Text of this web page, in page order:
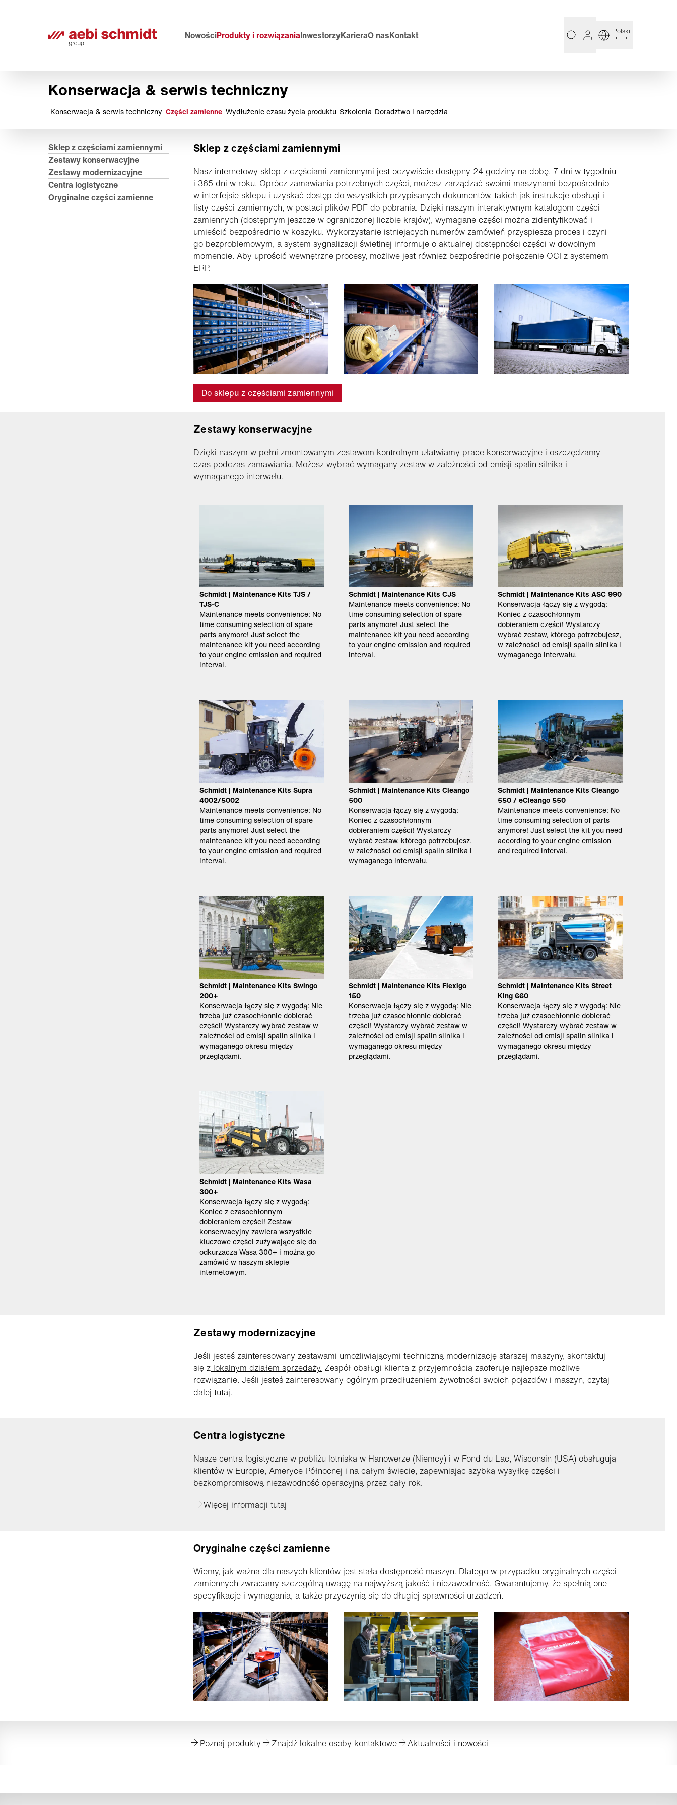
NowościProdukty i rozwiązaniaInwestorzyKarieraO nasKontakt
Polski
PL-PL
Konserwacja & serwis techniczny
Konserwacja & serwis techniczny Części zamienne Wydłużenie czasu życia produktu Szkolenia Doradztwo i narzędzia
Sklep z częściami zamiennymi
Zestawy konserwacyjne
Zestawy modernizacyjne
Centra logistyczne
Oryginalne części zamienne
Sklep z częściami zamiennymi
Nasz internetowy sklep z częściami zamiennymi jest oczywiście dostępny 24 godziny na dobę, 7 dni w tygodniu
i 365 dni w roku. Oprócz zamawiania potrzebnych części, możesz zarządzać swoimi maszynami bezpośrednio
w interfejsie sklepu i uzyskać dostęp do wszystkich przypisanych dokumentów, takich jak instrukcje obsługi i
listy części zamiennych, w postaci plików PDF do pobrania. Dzięki naszym interaktywnym katalogom części
zamiennych (dostępnym jeszcze w ograniczonej liczbie krajów), wymagane części można zidentyfikować i
umieścić bezpośrednio w koszyku. Wykorzystanie istniejących numerów zamówień przyspiesza proces i czyni
go bezproblemowym, a system sygnalizacji świetlnej informuje o aktualnej dostępności części w dowolnym
momencie. Aby uprościć wewnętrzne procesy, możliwe jest również bezpośrednie połączenie OCI z systemem
ERP.
Do sklepu z częściami zamiennymi
Zestawy konserwacyjne
Dzięki naszym w pełni zmontowanym zestawom kontrolnym ułatwiamy prace konserwacyjne i oszczędzamy
czas podczas zamawiania. Możesz wybrać wymagany zestaw w zależności od emisji spalin silnika i
wymaganego interwału.
Schmidt | Maintenance Kits TJS /
TJS-C
Maintenance meets convenience: No
time consuming selection of spare
parts anymore! Just select the
maintenance kit you need according
to your engine emission and required
interval.
Schmidt | Maintenance Kits CJS
Maintenance meets convenience: No
time consuming selection of spare
parts anymore! Just select the
maintenance kit you need according
to your engine emission and required
interval.
Schmidt | Maintenance Kits ASC 990
Konserwacja łączy się z wygodą:
Koniec z czasochłonnym
dobieraniem części! Wystarczy
wybrać zestaw, którego potrzebujesz,
w zależności od emisji spalin silnika i
wymaganego interwału.
Schmidt | Maintenance Kits Supra
4002/5002
Maintenance meets convenience: No
time consuming selection of spare
parts anymore! Just select the
maintenance kit you need according
to your engine emission and required
interval.
Schmidt | Maintenance Kits Cleango
500
Konserwacja łączy się z wygodą:
Koniec z czasochłonnym
dobieraniem części! Wystarczy
wybrać zestaw, którego potrzebujesz,
w zależności od emisji spalin silnika i
wymaganego interwału.
Schmidt | Maintenance Kits Cleango
550 / eCleango 550
Maintenance meets convenience: No
time consuming selection of parts
anymore! Just select the kit you need
according to your engine emission
and required interval.
Schmidt | Maintenance Kits Swingo
200+
Konserwacja łączy się z wygodą: Nie
trzeba już czasochłonnie dobierać
części! Wystarczy wybrać zestaw w
zależności od emisji spalin silnika i
wymaganego okresu między
przeglądami.
Schmidt | Maintenance Kits Flexigo
150
Konserwacja łączy się z wygodą: Nie
trzeba już czasochłonnie dobierać
części! Wystarczy wybrać zestaw w
zależności od emisji spalin silnika i
wymaganego okresu między
przeglądami.
Schmidt | Maintenance Kits Street
King 660
Konserwacja łączy się z wygodą: Nie
trzeba już czasochłonnie dobierać
części! Wystarczy wybrać zestaw w
zależności od emisji spalin silnika i
wymaganego okresu między
przeglądami.
Schmidt | Maintenance Kits Wasa
300+
Konserwacja łączy się z wygodą:
Koniec z czasochłonnym
dobieraniem części! Zestaw
konserwacyjny zawiera wszystkie
kluczowe części zużywające się do
odkurzacza Wasa 300+ i można go
zamówić w naszym sklepie
internetowym.
Zestawy modernizacyjne
Jeśli jesteś zainteresowany zestawami umożliwiającymi techniczną modernizację starszej maszyny, skontaktuj
się z lokalnym działem sprzedaży. Zespół obsługi klienta z przyjemnością zaoferuje najlepsze możliwe
rozwiązanie. Jeśli jesteś zainteresowany ogólnym przedłużeniem żywotności swoich pojazdów i maszyn, czytaj
dalej tutaj.
Centra logistyczne
Nasze centra logistyczne w pobliżu lotniska w Hanowerze (Niemcy) i w Fond du Lac, Wisconsin (USA) obsługują
klientów w Europie, Ameryce Północnej i na całym świecie, zapewniając szybką wysyłkę części i
bezkompromisową niezawodność operacyjną przez cały rok.
Więcej informacji tutaj
Oryginalne części zamienne
Wiemy, jak ważna dla naszych klientów jest stała dostępność maszyn. Dlatego w przypadku oryginalnych części
zamiennych zwracamy szczególną uwagę na najwyższą jakość i niezawodność. Gwarantujemy, że spełnią one
specyfikacje i wymagania, a także przyczynią się do długiej sprawności urządzeń.
Poznaj produkty Znajdź lokalne osoby kontaktowe Aktualności i nowości